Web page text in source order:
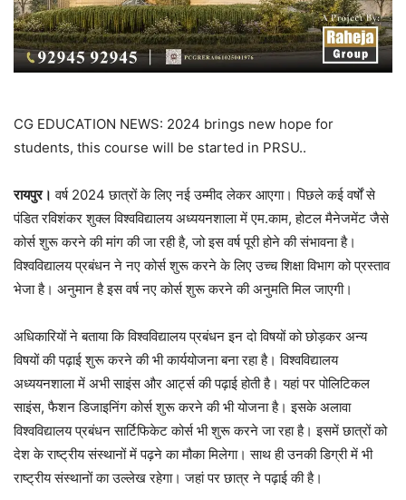
CG EDUCATION NEWS: 2024 brings new hope for
students, this course will be started in PRSU..
रायपुर। वर्ष 2024 छात्रों के लिए नई उम्मीद लेकर आएगा। पिछले कई वर्षों से
पंडित रविशंकर शुक्ल विश्वविद्यालय अध्ययनशाला में एम.काम, होटल मैनेजमेंट जैसे
कोर्स शुरू करने की मांग की जा रही है, जो इस वर्ष पूरी होने की संभावना है।
विश्वविद्यालय प्रबंधन ने नए कोर्स शुरू करने के लिए उच्च शिक्षा विभाग को प्रस्ताव
भेजा है। अनुमान है इस वर्ष नए कोर्स शुरू करने की अनुमति मिल जाएगी।
अधिकारियों ने बताया कि विश्वविद्यालय प्रबंधन इन दो विषयों को छोड़कर अन्य
विषयों की पढ़ाई शुरू करने की भी कार्ययोजना बना रहा है। विश्वविद्यालय
अध्ययनशाला में अभी साइंस और आर्ट्स की पढ़ाई होती है। यहां पर पोलिटिकल
साइंस, फैशन डिजाइनिंग कोर्स शुरू करने की भी योजना है। इसके अलावा
विश्वविद्यालय प्रबंधन सार्टिफिकेट कोर्स भी शुरू करने जा रहा है। इसमें छात्रों को
देश के राष्ट्रीय संस्थानों में पढ़ने का मौका मिलेगा। साथ ही उनकी डिग्री में भी
राष्ट्रीय संस्थानों का उल्लेख रहेगा। जहां पर छात्र ने पढ़ाई की है।